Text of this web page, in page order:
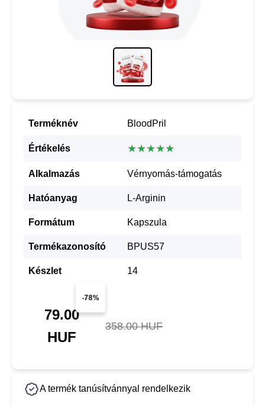
Terméknév BloodPril
Értékelés ★★★★★
Alkalmazás Vérnyomás-támogatás
Hatóanyag L-Arginin
Formátum Kapszula
Termékazonosító BPUS57
Készlet 14
-78%
79.00
HUF
358.00 HUF
A termék tanúsítvánnyal rendelkezik